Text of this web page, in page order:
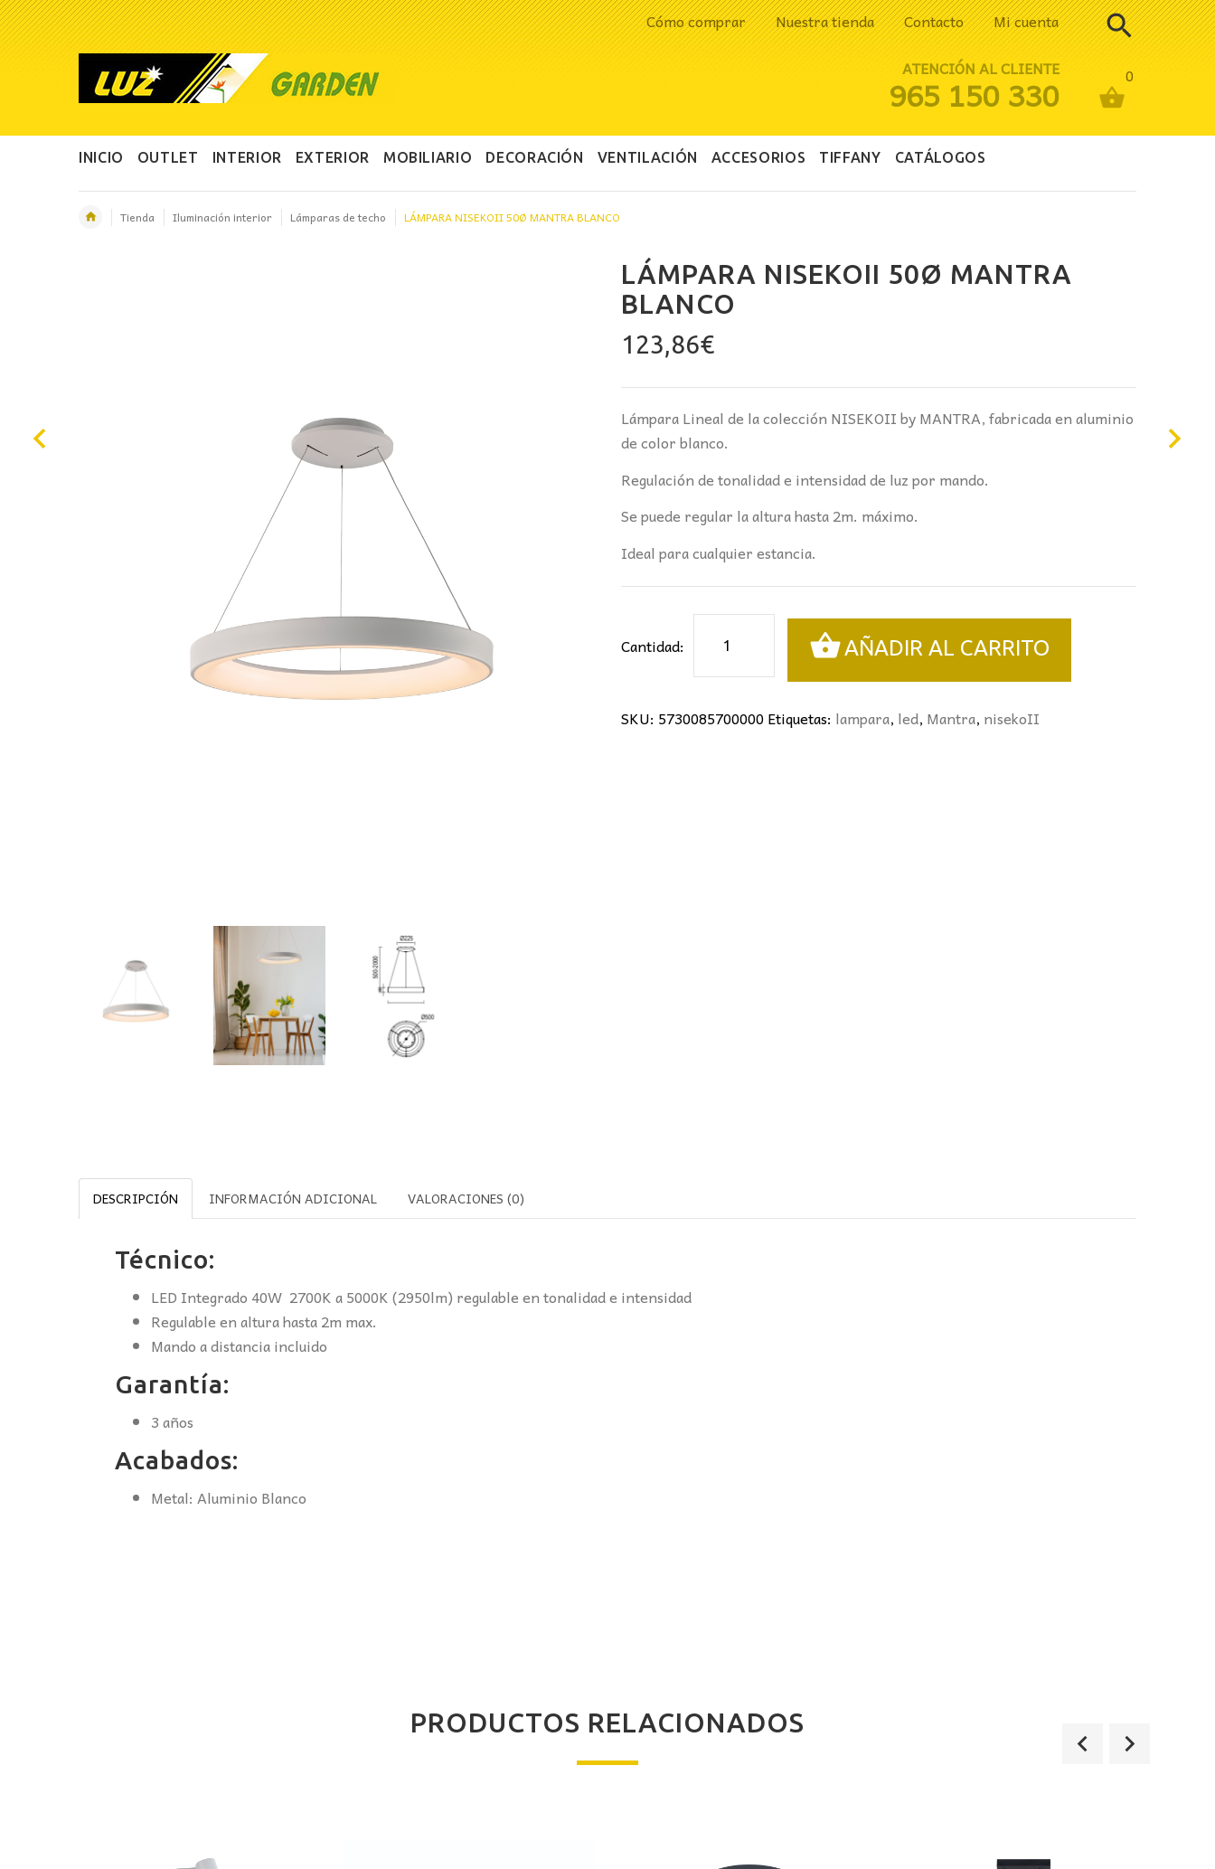
Cómo comprar Nuestra tienda Contacto Mi cuenta
0
ATENCIÓN AL CLIENTE
965 150 330
INICIO OUTLET INTERIOR EXTERIOR MOBILIARIO DECORACIÓN VENTILACIÓN ACCESORIOS TIFFANY CATÁLOGOS
Tienda Iluminación interior Lámparas de techo LÁMPARA NISEKOII 50Ø MANTRA BLANCO
LÁMPARA NISEKOII 50Ø MANTRA
BLANCO
123,86€
Lámpara Lineal de la colección NISEKOII by MANTRA, fabricada en aluminio
de color blanco.
Regulación de tonalidad e intensidad de luz por mando.
Se puede regular la altura hasta 2m. máximo.
Ideal para cualquier estancia.
Cantidad:
NISEKOII
50Ø
BLANCO
AÑADIR AL CARRITO
SKU: 5730085700000Etiquetas: lampara, led, Mantra, nisekoII
DESCRIPCIÓN INFORMACIÓN ADICIONAL VALORACIONES (0)
Técnico:
LED Integrado 40W 2700K a 5000K (2950lm) regulable en tonalidad e intensidad
Regulable en altura hasta 2m max.
Mando a distancia incluido
Garantía:
3 años
Acabados:
Metal: Aluminio Blanco
PRODUCTOS RELACIONADOS